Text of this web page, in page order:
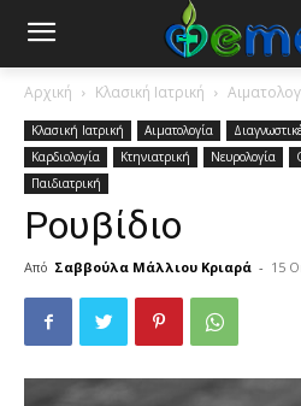
Αρχική Κλασική Ιατρική
Κλασική Ιατρική Αιματολογία
Καρδιολογία
Κτηνιατρική Νευρολογία
Παιδιατρική
Ρουβίδιο
Από Σαββούλα Μάλλιου Κριαρά - 15